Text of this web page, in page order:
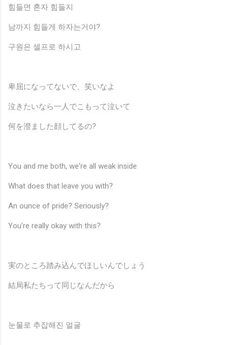
힘들면 혼자 힘들지
남까지 힘들게 하자는거야?
구원은 셀프로 하시고
卑屈になってないで、笑いなよ
泣きたいなら一人でこもって泣いて
何を澄ました顔してるの?
You and me both, we're all weak inside
What does that leave you with?
An ounce of pride? Seriously?
You're really okay with this?
実のところ踏み込んでほしいんでしょう
結局私たちって同じなんだから
눈물로 추잡해진 얼굴